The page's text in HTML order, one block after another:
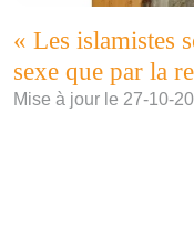
« Les islamistes
sexe que par la
Mise à jour le 27-10-